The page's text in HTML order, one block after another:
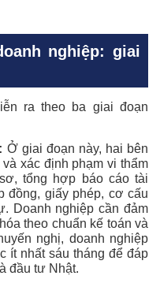
nghiệp: giai
ra theo ba giai đoạn
Ở giai đoạn này, hai bên
xác định phạm vi thẩm
tổng hợp báo cáo tài
đồng, giấy phép, cơ cấu
Doanh nghiệp cần đảm
theo chuẩn kế toán và
nghị, doanh nghiệp
ít nhất sáu tháng để đáp
đầu tư Nhật.